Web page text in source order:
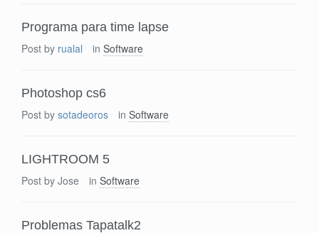
Programa para time lapse
Post by rualal in Software
Photoshop cs6
Post by sotadeoros in Software
LIGHTROOM 5
Post by Jose in Software
Problemas Tapatalk2